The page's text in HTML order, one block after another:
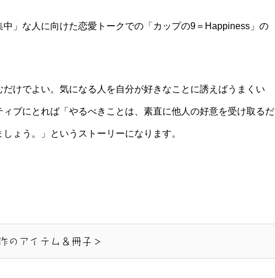
」な人に向けた恋愛トークでの「カップの9＝Happiness」の
けでよい。気になる人を自分が好きなことに誘えばうまくい
ブにとれば「やるべきことは、素直に他人の好意を受け取るだ
ょう。」というストーリーになります。
のアイテム＆冊子＞